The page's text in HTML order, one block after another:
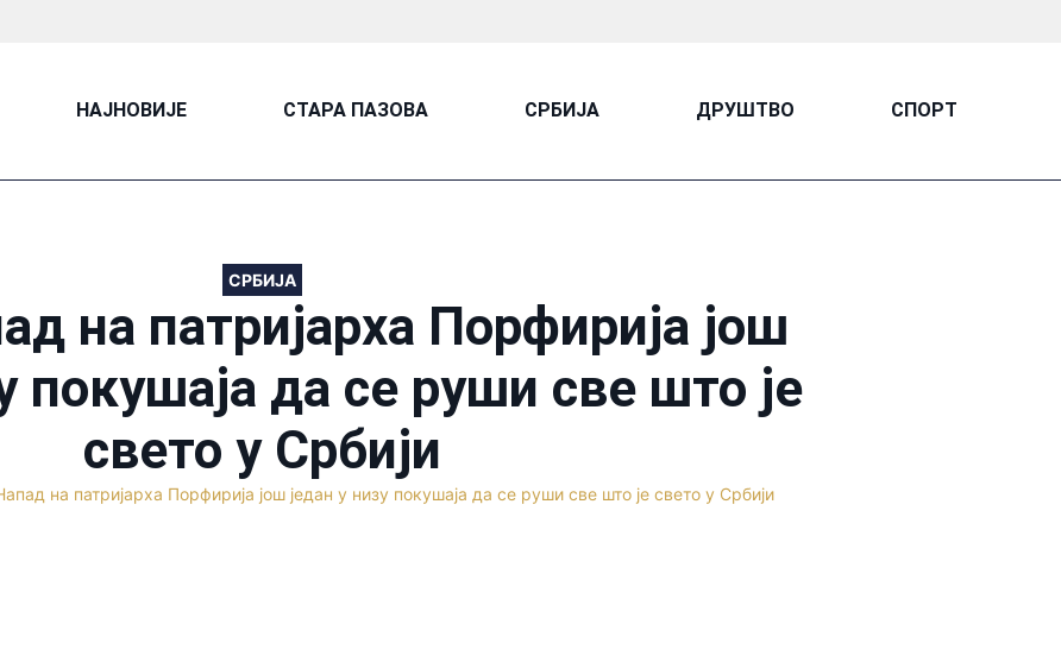
НАЈНОВИЈЕ СТАРА ПАЗОВА СРБИЈА ДРУШТВО СПОРТ
СРБИЈА
на патријарха Порфирија још
покушаја да се руши све што је
свето у Србији
на патријарха Порфирија још један у низу покушаја да се руши све што је свето у Србији